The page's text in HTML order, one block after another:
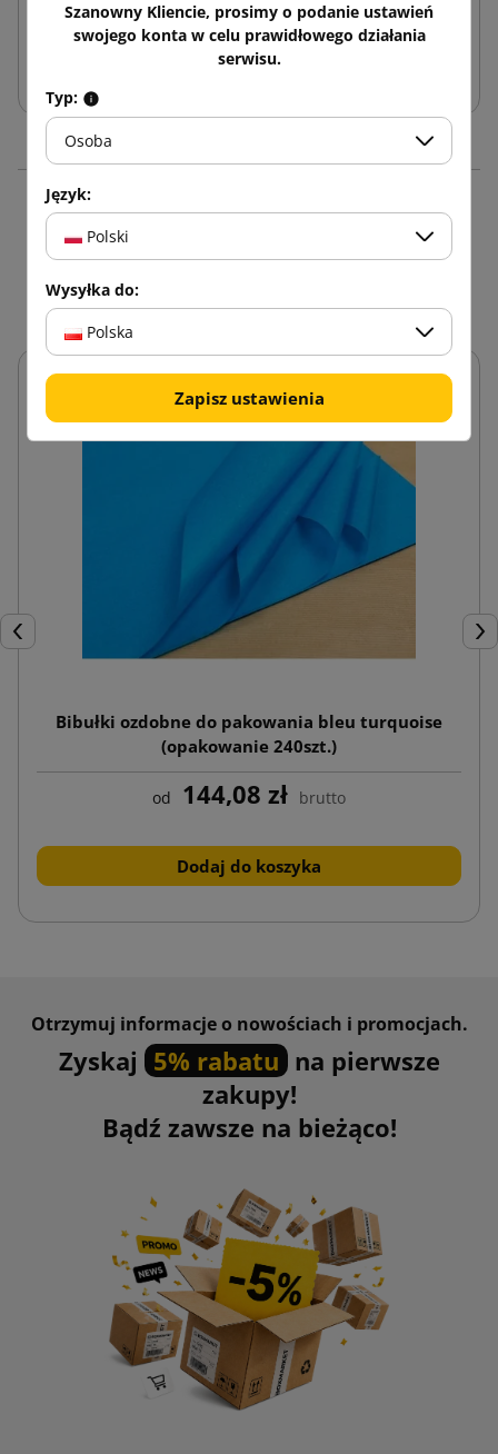
Dodaj do koszyka
16 innych produktów w
tej samej kategorii:
Poprzedni
Bibułki ozdobne do pakowania bleu turquoise
(opakowanie 240szt.)
od 144,08 zł brutto
Dodaj do koszyka
Otrzymuj informacje o nowościach i promocjach.
Zyskaj 5% rabatu na pierwsze
zakupy!
Bądź zawsze na bieżąco!
Szanowny Kliencie, prosimy o podanie ustawień
swojego konta w celu prawidłowego działania
serwisu.
Typ:
Osoba
Język:
Polski
Wysyłka do:
Polska
Zapisz ustawienia